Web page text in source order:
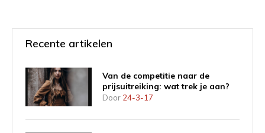
Recente artikelen
Van de competitie naar de
prijsuitreiking: wat trek je aan?
Door 24-3-17